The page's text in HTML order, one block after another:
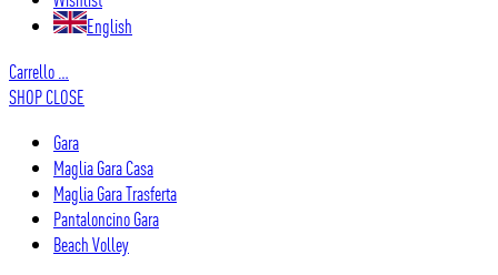
English
Carrello …
SHOPCLOSE
Gara
Maglia Gara Casa
Maglia Gara Trasferta
Pantaloncino Gara
Beach Volley